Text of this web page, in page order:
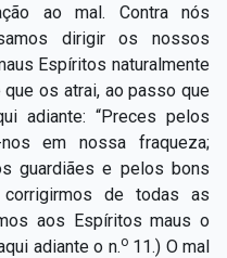
ao mal. Contra nós
dirigir os nossos
Espíritos naturalmente
os atrai, ao passo que
adiante: “Preces pelos
nos em nossa fraqueza;
guardiães e pelos bons
de todas as
aos Espíritos maus o
adiante o n.o11.) O mal